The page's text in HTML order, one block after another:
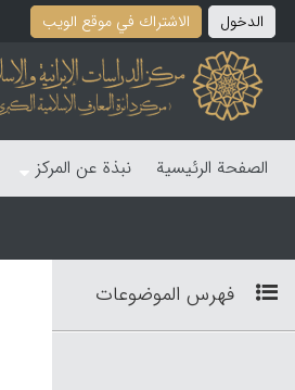
الدخول الاشتراك في موقع الویب
الصفحة الرئیسیة نبذة عن المرکز
فهرس الموضوعات